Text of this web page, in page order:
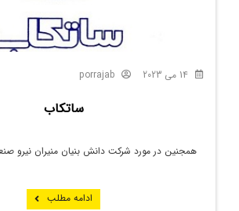
porrajab
ساتکاب
همجنین در مورد شرکت دانش بنیان منیران نیرو
ادامه مطلب